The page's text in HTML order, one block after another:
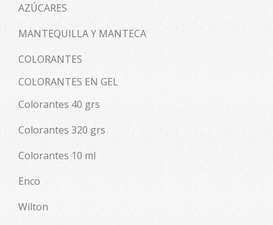
AZÚCARES
MANTEQUILLA Y MANTECA
COLORANTES
COLORANTES EN GEL
Colorantes 40 grs
Colorantes 320 grs
Colorantes 10 ml
Enco
Wilton